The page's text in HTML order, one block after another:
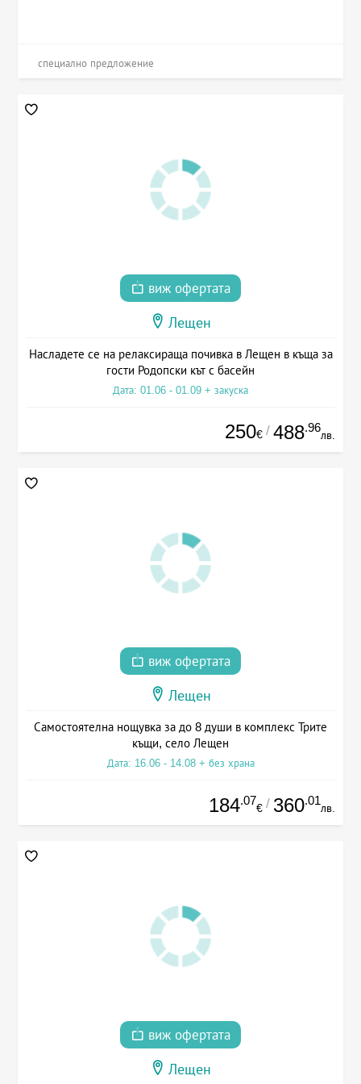
специално предложение
виж офертата
Лещен
Насладете се на релаксираща почивка в Лещен в къща за
гости Родопски кът с басейн
Дата: 01.06 - 01.09 + закуска
250€ / 488.96
лв.
виж офертата
Лещен
Самостоятелна нощувка за до 8 души в комплекс Трите
къщи, село Лещен
Дата: 16.06 - 14.08 + без храна
184.07
€ / 360.01
лв.
виж офертата
Лещен